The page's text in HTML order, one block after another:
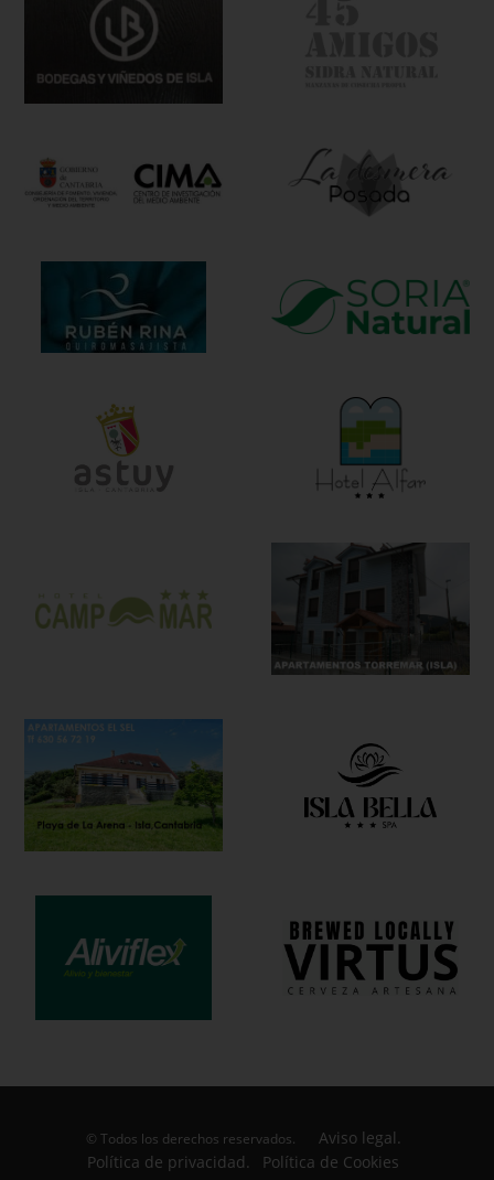
© Todos los derechos reservados.
Aviso legal.
Política de privacidad.
Política de Cookies